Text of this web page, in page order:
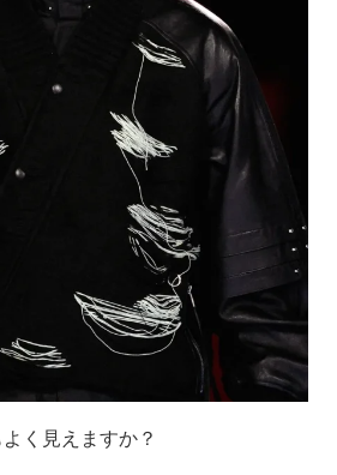
く見えますか？